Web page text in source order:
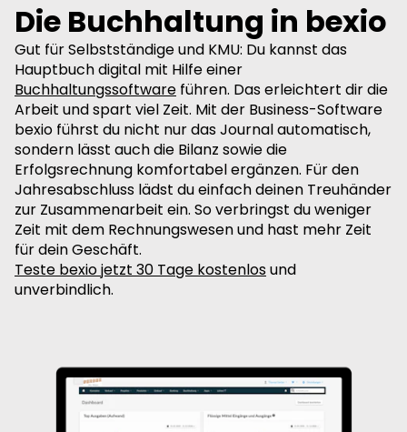
Die Buchhaltung in bexio
Gut für Selbstständige und KMU: Du kannst das
Hauptbuch digital mit Hilfe einer
Buchhaltungssoftware führen. Das erleichtert dir die
Arbeit und spart viel Zeit. Mit der Business-Software
bexio führst du nicht nur das Journal automatisch,
sondern lässt auch die Bilanz sowie die
Erfolgsrechnung komfortabel ergänzen. Für den
Jahresabschluss lädst du einfach deinen Treuhänder
zur Zusammenarbeit ein. So verbringst du weniger
Zeit mit dem Rechnungswesen und hast mehr Zeit
für dein Geschäft.
Teste bexio jetzt 30 Tage kostenlosund
unverbindlich.